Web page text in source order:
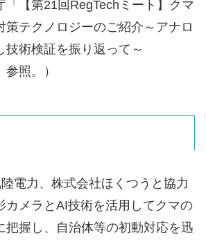
「【第21回RegTechミート】クマ
策テクノロジーのご紹介～アナロ
技術検証を振り返って～
参照。）
電力、株式会社ほくつうと協力
カメラとAI技術を活用してクマの
把握し、自治体等の初動対応を迅